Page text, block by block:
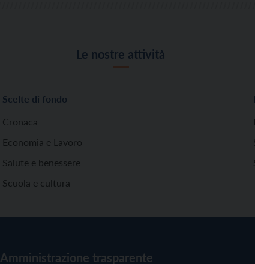
Le nostre attività
Scelte di fondo
Cronaca
Economia e Lavoro
Salute e benessere
Scuola e cultura
Amministrazione trasparente